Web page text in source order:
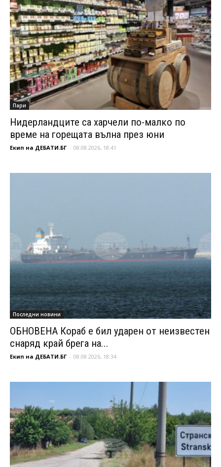
Пари
Нидерландците са харчели по-малко по
време на горещата вълна през юни
Екип на ДЕБАТИ.БГ - 08.08.2026, 18:41
Последни новини
ОБНОВЕНА Кораб е бил ударен от неизвестен
снаряд край брега на...
Екип на ДЕБАТИ.БГ - 08.08.2026, 18:34